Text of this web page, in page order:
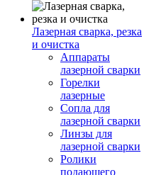
Лазерная сварка, резка
и очистка
Аппараты
лазерной сварки
Горелки
лазерные
Сопла для
лазерной сварки
Линзы для
лазерной сварки
Ролики
подающего